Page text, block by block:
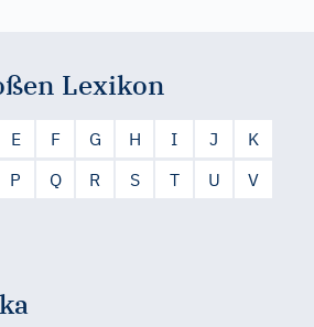
Lexikon
E F G H I J
K
P Q R S T U
V